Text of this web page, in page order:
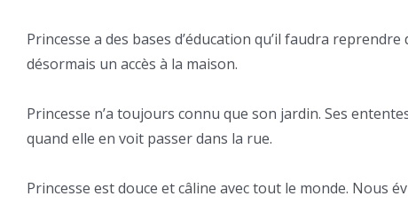
Princesse a des bases d’éducation qu’il faudra
désormais un accès à la maison.
Princesse n’a toujours connu que son jardin. Ses
quand elle en voit passer dans la rue.
Princesse est douce et câline avec tout le monde. Nous